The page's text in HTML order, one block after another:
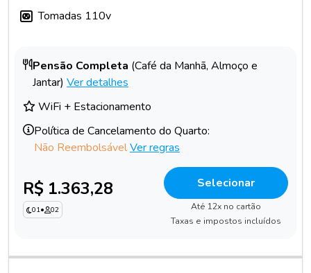
Tomadas 110v
Pensão Completa (Café da Manhã, Almoço e
Jantar) Ver detalhes
WiFi + Estacionamento
Política de Cancelamento do Quarto:
Não ReembolsávelVer regras
R$ 1.363,28
01• 02
Selecionar
Até 12x no cartão
Taxas e impostos incluídos